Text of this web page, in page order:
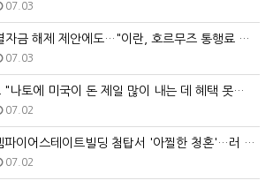
07.03
자금 해제 제안에도…"이란, 호르무즈 통행료 고…
07.03
"나토에 미국이 돈 제일 많이 내는 데 혜택 못…
07.02
이어스테이트빌딩 첨탑서 '아찔한 청혼'…러 커…
07.02